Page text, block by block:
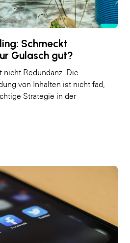
Schmeckt
Gulasch gut?
Redundanz. Die
von Inhalten ist nicht fad,
Strategie in der